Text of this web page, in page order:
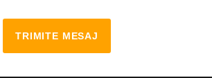
TRIMITE MESAJ